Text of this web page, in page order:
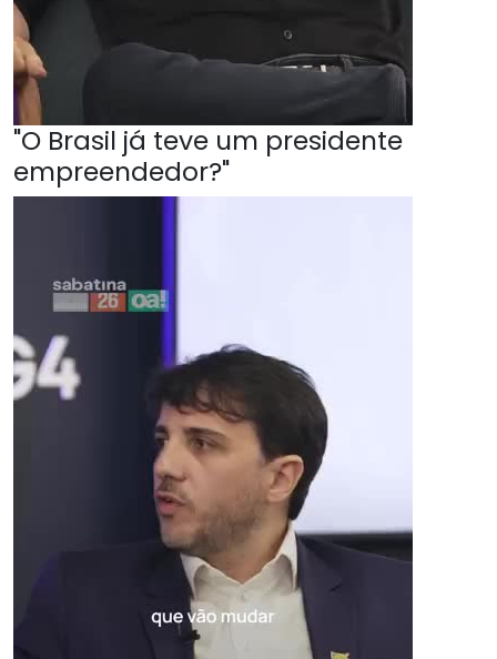
"O Brasil já teve um presidente
empreendedor?"